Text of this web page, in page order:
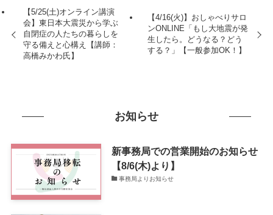
【5/25(土)オンライン講演
会】東日本大震災から学ぶ
自閉症の人たちの暮らしを
守る備えと心構え【講師：
高橋みかわ氏】
【4/16(火)】おしゃべりサロ
ンONLINE「もし大地震が発
生したら。どうなる？どう
する？」【一般参加OK！】
お知らせ
新事務局での営業開始のお知らせ
【8/6(木)より】
事務局よりお知らせ